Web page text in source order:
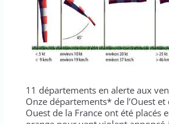
11 départements en alerte aux
Onze départements* de l’Ouest
Ouest de la France ont été placés